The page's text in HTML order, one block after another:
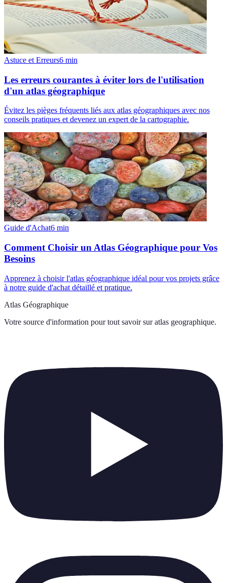
Astuce et Erreurs6 min
Les erreurs courantes à éviter lors de l'utilisation
d'un atlas géographique
Évitez les pièges fréquents liés aux atlas géographiques avec nos
conseils pratiques et devenez un expert de la cartographie.
Guide d'Achat6 min
Comment Choisir un Atlas Géographique pour Vos
Besoins
Apprenez à choisir l'atlas géographique idéal pour vos projets grâce
à notre guide d'achat détaillé et pratique.
Atlas Géographique
Votre source d'information pour tout savoir sur atlas geographique.